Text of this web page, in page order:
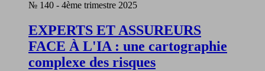
№ 140 - 4ème trimestre 2025
EXPERTS ET ASSUREURS
FACE À L'IA : une cartographie
complexe des risques